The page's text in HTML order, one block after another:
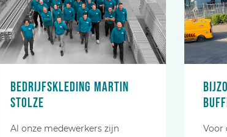
Bedrijfskleding Martin
Stolze
Al onze medewerkers zijn
Voor